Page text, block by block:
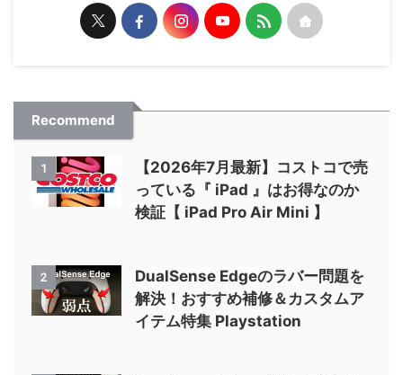
Recommend
1
【2026年7月最新】コストコで売
っている『 iPad 』はお得なのか
検証【 iPad Pro Air Mini 】
2
DualSense Edgeのラバー問題を
解決！おすすめ補修＆カスタムア
イテム特集 Playstation